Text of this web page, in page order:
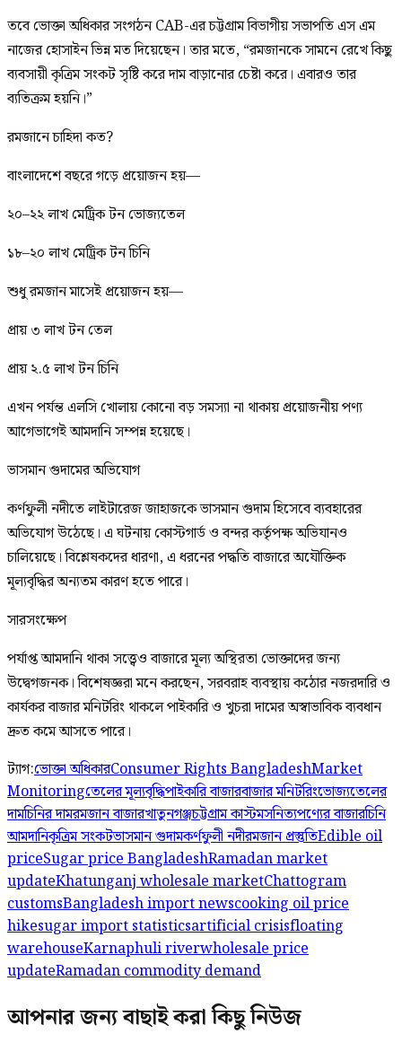
তবে ভোক্তা অধিকার সংগঠন CAB-এর চট্টগ্রাম বিভাগীয় সভাপতি এস এম
নাজের হোসাইন ভিন্ন মত দিয়েছেন। তার মতে, “রমজানকে সামনে রেখে কিছু
ব্যবসায়ী কৃত্রিম সংকট সৃষ্টি করে দাম বাড়ানোর চেষ্টা করে। এবারও তার
ব্যতিক্রম হয়নি।”
রমজানে চাহিদা কত?
বাংলাদেশে বছরে গড়ে প্রয়োজন হয়—
২০–২২ লাখ মেট্রিক টন ভোজ্যতেল
১৮–২০ লাখ মেট্রিক টন চিনি
শুধু রমজান মাসেই প্রয়োজন হয়—
প্রায় ৩ লাখ টন তেল
প্রায় ২.৫ লাখ টন চিনি
এখন পর্যন্ত এলসি খোলায় কোনো বড় সমস্যা না থাকায় প্রয়োজনীয় পণ্য
আগেভাগেই আমদানি সম্পন্ন হয়েছে।
ভাসমান গুদামের অভিযোগ
কর্ণফুলী নদীতে লাইটারেজ জাহাজকে ভাসমান গুদাম হিসেবে ব্যবহারের
অভিযোগ উঠেছে। এ ঘটনায় কোস্টগার্ড ও বন্দর কর্তৃপক্ষ অভিযানও
চালিয়েছে। বিশ্লেষকদের ধারণা, এ ধরনের পদ্ধতি বাজারে অযৌক্তিক
মূল্যবৃদ্ধির অন্যতম কারণ হতে পারে।
সারসংক্ষেপ
পর্যাপ্ত আমদানি থাকা সত্ত্বেও বাজারে মূল্য অস্থিরতা ভোক্তাদের জন্য
উদ্বেগজনক। বিশেষজ্ঞরা মনে করছেন, সরবরাহ ব্যবস্থায় কঠোর নজরদারি ও
কার্যকর বাজার মনিটরিং থাকলে পাইকারি ও খুচরা দামের অস্বাভাবিক ব্যবধান
দ্রুত কমে আসতে পারে।
ট্যাগ:ভোক্তা অধিকারConsumer Rights BangladeshMarket
Monitoringতেলের মূল্যবৃদ্ধিপাইকারি বাজারবাজার মনিটরিংভোজ্যতেলের
দামচিনির দামরমজান বাজারখাতুনগঞ্জচট্টগ্রাম কাস্টমসনিত্যপণ্যের বাজারচিনি
আমদানিকৃত্রিম সংকটভাসমান গুদামকর্ণফুলী নদীরমজান প্রস্তুতিEdible oil
priceSugar price BangladeshRamadan market
updateKhatunganj wholesale marketChattogram
customsBangladesh import newscooking oil price
hikesugar import statisticsartificial crisisfloating
warehouseKarnaphuli riverwholesale price
updateRamadan commodity demand
আপনার জন্য বাছাই করা কিছু নিউজ